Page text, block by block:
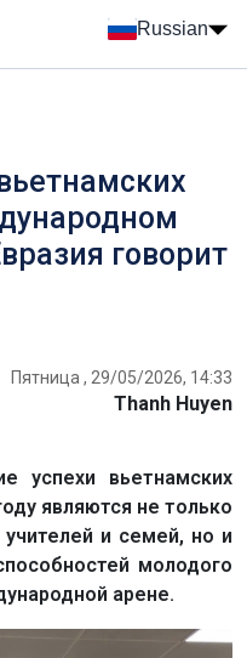
Russian
говорит
Пятница , 29/05/2026, 14:33
Thanh Huyen
успехи вьетнамских
являются не только
и семей, но и
молодого
арене.